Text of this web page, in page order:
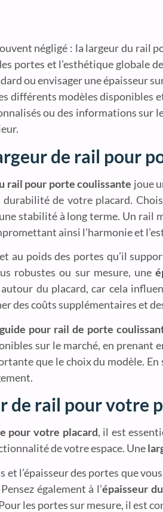
négligé : la largeur du rail
portes et l’esthétique globale
ou envisager une épaisseur
différents modèles disponibles
ou des informations sur
de rail pour
rail pour porte coulissante joue
de votre placard.
stabilité à long terme. Un
ainsi l’harmonie et
au poids des portes qu’il
robustes ou sur mesure, une
du placard, car cela
des coûts supplémentaires et
guide pour rail de porte
sur le marché, en prenant
que le choix du modèle.
de rail pour votre
pour votre placard, il est
de votre espace. Une
et l’épaisseur des portes que
également à l’épaisseur
les portes sur mesure, il est